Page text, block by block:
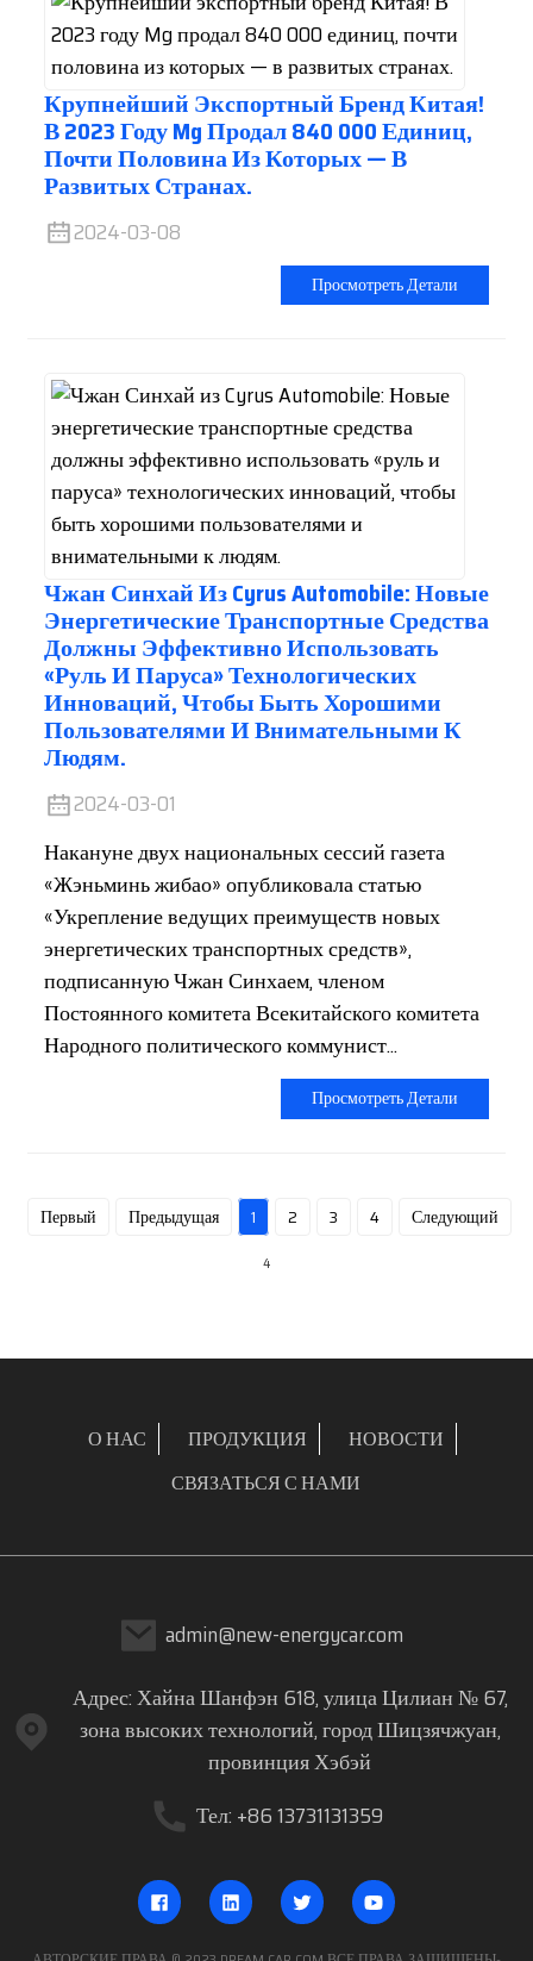
Крупнейший Экспортный Бренд Китая!
В 2023 Году Mg Продал 840 000 Единиц,
Почти Половина Из Которых — В
Развитых Странах.
2024-03-08
Просмотреть Детали
Чжан Синхай Из Cyrus Automobile: Новые
Энергетические Транспортные Средства
Должны Эффективно Использовать
«руль И Паруса» Технологических
Инноваций, Чтобы Быть Хорошими
Пользователями И Внимательными К
Людям.
2024-03-01
Накануне двух национальных сессий газета
«Жэньминь жибао» опубликовала статью
«Укрепление ведущих преимуществ новых
энергетических транспортных средств»,
подписанную Чжан Синхаем, членом
Постоянного комитета Всекитайского комитета
Народного политического коммунист...
Просмотреть Детали
Первый Предыдущая 1 2 3 4 Следующий
4
О НАС ПРОДУКЦИЯ
НОВОСТИ
СВЯЗАТЬСЯ С НАМИ
admin@new-energycar.com
Адрес: Хайна Шанфэн 618, улица Цилиан № 67,
зона высоких технологий, город Шицзячжуан,
провинция Хэбэй
Тел: +86 13731131359